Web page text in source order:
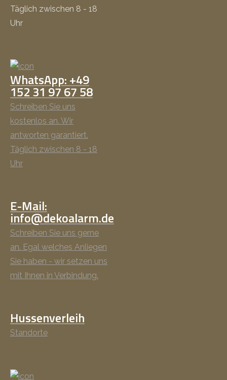
Täglich zwischen 8 - 18
Uhr
WhatsApp: +49
152 31 97 67 58
Schreiben Sie uns
kostenlos an. Wir
antworten garantiert.
Täglich zwischen 8 - 18
Uhr
E-Mail:
info@dekoalarm.de
Schreiben Sie uns gerne
an. Egal welches Anliegen
Sie haben - wir setzen uns
mit Ihnen in Verbindung.
Hussenverleih
Standorte